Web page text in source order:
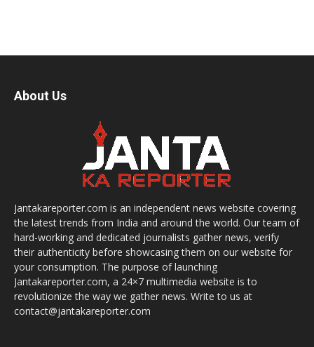
About Us
Jantakareporter.com is an independent news website covering
the latest trends from India and around the world. Our team of
hard-working and dedicated journalists gather news, verify
their authenticity before showcasing them on our website for
your consumption. The purpose of launching
Jantakareporter.com, a 24×7 multimedia website is to
revolutionize the way we gather news. Write to us at
contact@jantakareporter.com